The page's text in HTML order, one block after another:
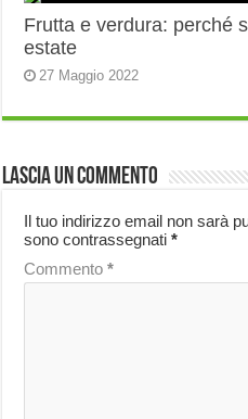
Frutta e verdura: perché
estate
27 Maggio 2022
Lascia un commento
Il tuo indirizzo email non sarà
sono contrassegnati*
Commento*